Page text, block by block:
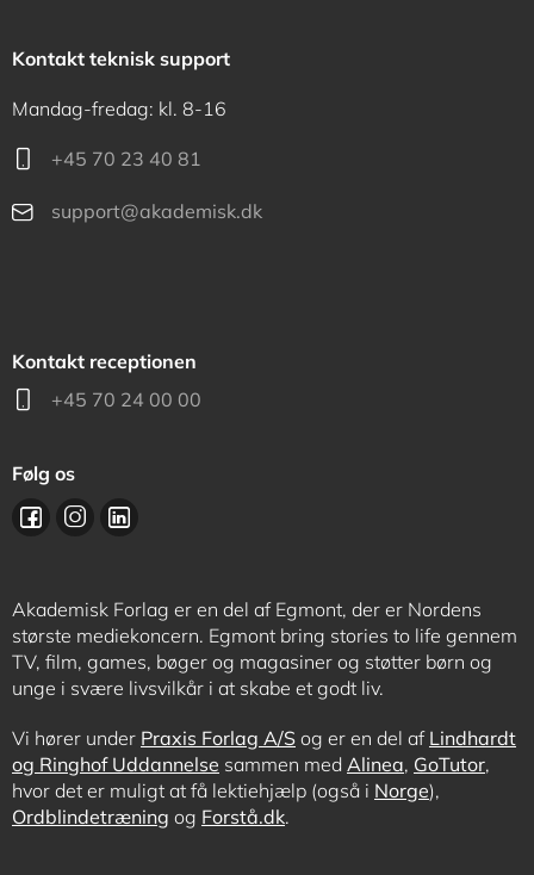
Kontakt teknisk support
Mandag-fredag: kl. 8-16
+45 70 23 40 81
support@akademisk.dk
Kontakt receptionen
+45 70 24 00 00
Følg os
Akademisk Forlag er en del af Egmont, der er Nordens
største mediekoncern. Egmont bring stories to life gennem
TV, film, games, bøger og magasiner og støtter børn og
unge i svære livsvilkår i at skabe et godt liv.
Vi hører under Praxis Forlag A/S og er en del af Lindhardt
og Ringhof Uddannelse sammen med Alinea, GoTutor,
hvor det er muligt at få lektiehjælp (også i Norge),
Ordblindetræning og Forstå.dk.